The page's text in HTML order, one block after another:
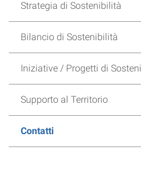
Strategia di Sostenibilità
Modello di Business
Bilancio di Sostenibilità
Iniziative / Progetti di
Supporto al Territorio
Patrimonio Culturale
Contatti